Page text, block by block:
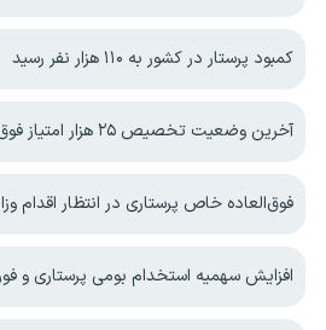
کمبود پرستار در کشور به ۱۱۰ هزار نفر رسید
آخرین وضعیت تخصیص ۲۵ هزار امتیاز فوق العاده خاص پرستاری
فوق‌العاده خاص پرستاری در انتظار اقدام
افزایش سهمیه استخدام بومی پرستاری و